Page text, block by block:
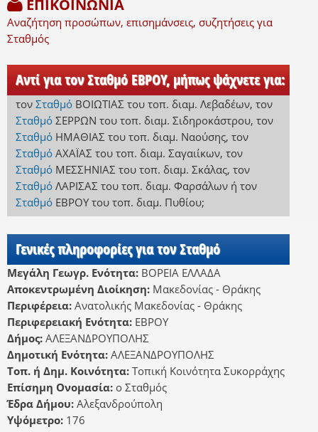
ΕΠΙΚΟΙΝΩΝΙΑ
Αναζήτηση προσώπων, επισημάνσεις, συζητήσεις για
Σταθμός
Αντί για τον Σταθμό ΕΒΡΟΥ, μήπως ψάχνετε για:
τον Σταθμό ΒΟΙΩΤΙΑΣ του τοπ. διαμ. Λεβαδέων, τον
Σταθμό ΣΕΡΡΩΝ του τοπ. διαμ. Σιδηροκάστρου, τον
Σταθμό ΗΜΑΘΙΑΣ του τοπ. διαμ. Ναούσης, τον
Σταθμό ΑΧΑΪΑΣ του τοπ. διαμ. Σαγαιίκων, τον
Σταθμό ΜΕΣΣΗΝΙΑΣ του τοπ. διαμ. Σκάλας, τον
Σταθμό ΛΑΡΙΣΑΣ του τοπ. διαμ. Φαρσάλωνή τον
Σταθμό ΕΒΡΟΥ του τοπ. διαμ. Πυθίου;
Γενικές πληροφορίες για τον Σταθμό
Μεγάλη Γεωγρ. Ενότητα: ΒΟΡΕΙΑ ΕΛΛΑΔΑ
Αποκεντρωμένη Διοίκηση: Μακεδονίας - Θράκης
Περιφέρεια: Ανατολικής Μακεδονίας - Θράκης
Περιφερειακή Ενότητα: ΕΒΡΟΥ
Δήμος: ΑΛΕΞΑΝΔΡΟΥΠΟΛΗΣ
Δημοτική Ενότητα: ΑΛΕΞΑΝΔΡΟΥΠΟΛΗΣ
Τοπ. ή Δημ. Κοινότητα: Τοπική Κοινότητα Συκορράχης
Επίσημη Ονομασία: ο Σταθμός
Έδρα Δήμου: Αλεξανδρούπολη
Υψόμετρο: 176